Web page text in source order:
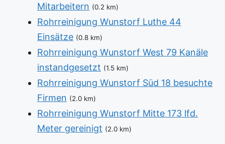
Mitarbeitern (0.2 km)
Rohrreinigung Wunstorf Luthe 44
Einsätze (0.8 km)
Rohrreinigung Wunstorf West 79 Kanäle
instandgesetzt (1.5 km)
Rohrreinigung Wunstorf Süd 18 besuchte
Firmen (2.0 km)
Rohrreinigung Wunstorf Mitte 173 lfd.
Meter gereinigt (2.0 km)